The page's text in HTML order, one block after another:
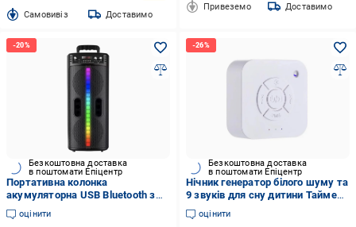
Cамовивіз Доставимо
Привеземо Доставимо
Безкоштовна доставка
в поштомати Епіцентр
Портативна колонка
акумуляторна USB Bluetooth з
мікрофоном 8,5" 40 W (2806)
оцінити
Безкоштовна доставка
в поштомати Епіцентр
Нічник генератор білого шуму та
9 звуків для сну дитини Таймер
портативний з Type-C зарядкою
Білий
оцінити